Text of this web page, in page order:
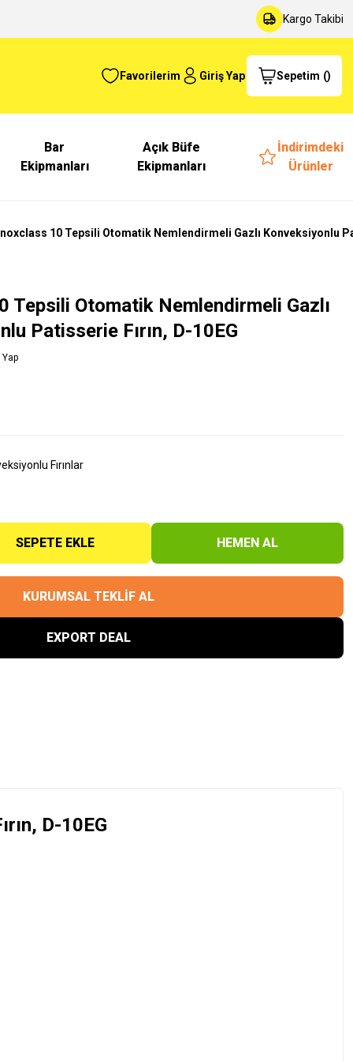
Kargo Takibi
Favorilerim Giriş Yap Sepetim ()
Bar
Ekipmanları
Açık Büfe
Ekipmanları
İndirimdeki
Ürünler
10 Tepsili Otomatik Nemlendirmeli Gazlı Konveksiyonlu
Tepsili Otomatik Nemlendirmeli Gazlı
Patisserie Fırın, D-10EG
Fırınlar
SEPETE EKLE HEMEN AL
KURUMSAL TEKLİF AL
EXPORT DEAL
D-10EG